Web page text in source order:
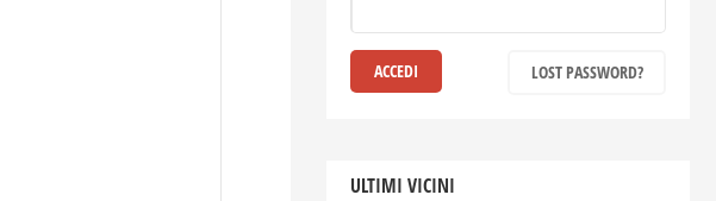
LOST PASSWORD?
ULTIMI VICINI